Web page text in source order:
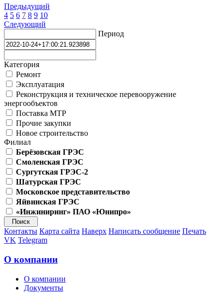
Предыдущий
4 5 6 7 8 9 10
Следующий
Период
Категория
Ремонт
Эксплуатация
Реконструкция и техническое перевооружение
энергообъектов
Поставка МТР
Прочие закупки
Новое строительство
Филиал
Берёзовская ГРЭС
Смоленская ГРЭС
Сургутская ГРЭС-2
Шатурская ГРЭС
Московское представительство
Яйвинская ГРЭС
«Инжиниринг» ПАО «Юнипро»
Контакты Карта сайта Наверх Написать сообщение Печать
VK Telegram
О компании
О компании
Документы